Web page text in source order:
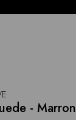
- Marron